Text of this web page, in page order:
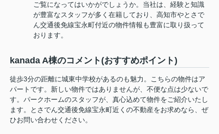
ご覧になってはいかがでしょうか。当社は、経験と知識
が豊富なスタッフが多く在籍しており、高知市やとさで
ん交通後免線宝永町付近の物件情報も豊富に取り扱って
おります。
kanada A棟のコメント(おすすめポイント)
徒歩3分の距離に城東中学校があるのも魅力。こちらの物件はア
パートです。新しい物件ではありませんが、不便な点は少ないで
す。パークホームのスタッフが、真心込めて物件をご紹介いたし
ます。とさでん交通後免線宝永町近くの不動産をお求めなら、ぜ
ひお問い合わせください。